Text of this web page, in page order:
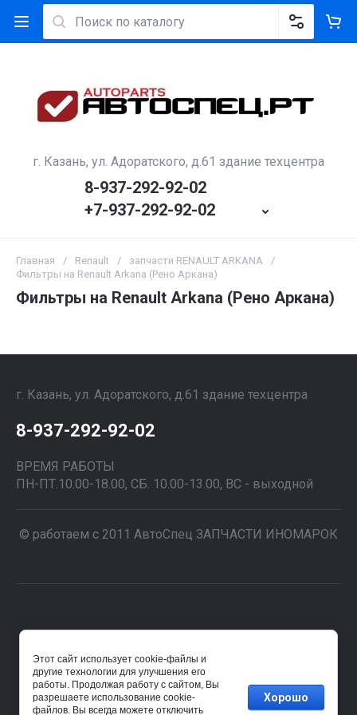
г. Казань, ул. Адоратского, д.61 здание техцентра
8-937-292-92-02
+7-937-292-92-02
Главная / Renault / запчасти RENAULT ARKANA
/
Фильтры на Renault Arkana (Рено Аркана)
Фильтры на Renault Arkana (Рено Аркана)
г. Казань, ул. Адоратского, д.61 здание техцентра
8-937-292-92-02
ВРЕМЯ РАБОТЫ
ПН-ПТ.10.00-18.00, СБ. 10.00-13.00, ВС - выходной
© работаем с 2011 АвтоСпец ЗАПЧАСТИ ИНОМАРОК
E-mail адрес: *
Имя:
Этот сайт использует cookie-файлы и
другие технологии для улучшения его
работы. Продолжая работу с сайтом, Вы
разрешаете использование cookie-
файлов. Вы всегда можете отключить
Хорошо